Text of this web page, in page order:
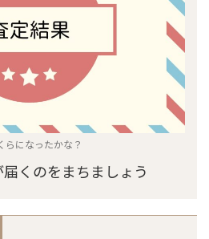
らになったかな？
くのをまちましょう